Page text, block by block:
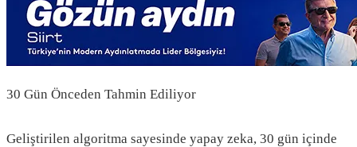
30 Gün Önceden Tahmin Ediliyor
Geliştirilen algoritma sayesinde yapay zeka, 30 gün içinde